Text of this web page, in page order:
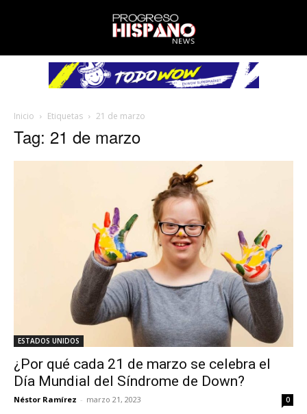
Inicio Etiquetas 21 de marzo
Tag: 21 de marzo
ESTADOS UNIDOS
¿Por qué cada 21 de marzo se celebra el
Día Mundial del Síndrome de Down?
Néstor Ramírez - marzo 21, 2023 0